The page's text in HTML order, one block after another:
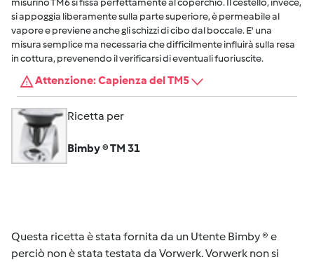
si appoggia liberamente sulla parte superiore, è permeabile al
vapore e previene anche gli schizzi di cibo dal boccale. E' una
misura semplice ma necessaria che difficilmente influirà sulla resa
in cottura, prevenendo il verificarsi di eventuali fuoriuscite.
Attenzione: Capienza del TM5
Ricetta per
Bimby ® TM 31
Questa ricetta è stata fornita da un Utente Bimby ® e
perciò non è stata testata da Vorwerk. Vorwerk non si